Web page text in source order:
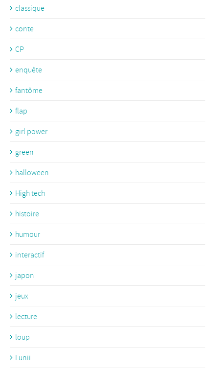
classique
conte
CP
enquête
fantôme
flap
girl power
green
halloween
High tech
histoire
humour
interactif
japon
jeux
lecture
loup
Lunii